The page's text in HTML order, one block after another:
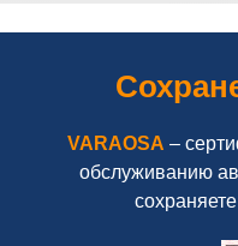
VARAOSA –
обслуживанию